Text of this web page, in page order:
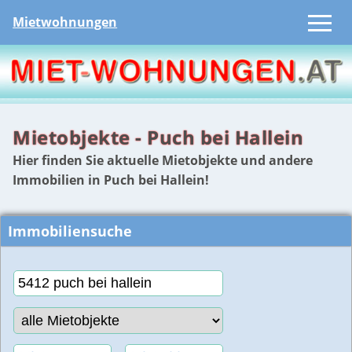
Mietwohnungen
Mietobjekte - Puch bei Hallein
Hier finden Sie aktuelle Mietobjekte und andere
Immobilien in Puch bei Hallein!
Immobiliensuche